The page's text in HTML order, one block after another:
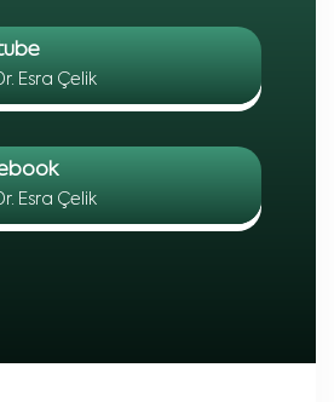
Esra Çelik
Esra Çelik